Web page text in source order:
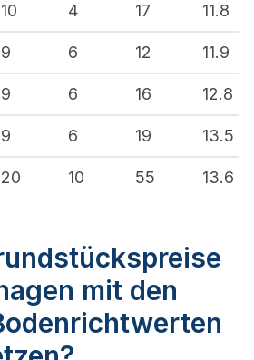
10 4 17 11.8
9 6 12 11.9
9 6 16 12.8
9 6 19 13.5
20 10 55 13.6
mit den